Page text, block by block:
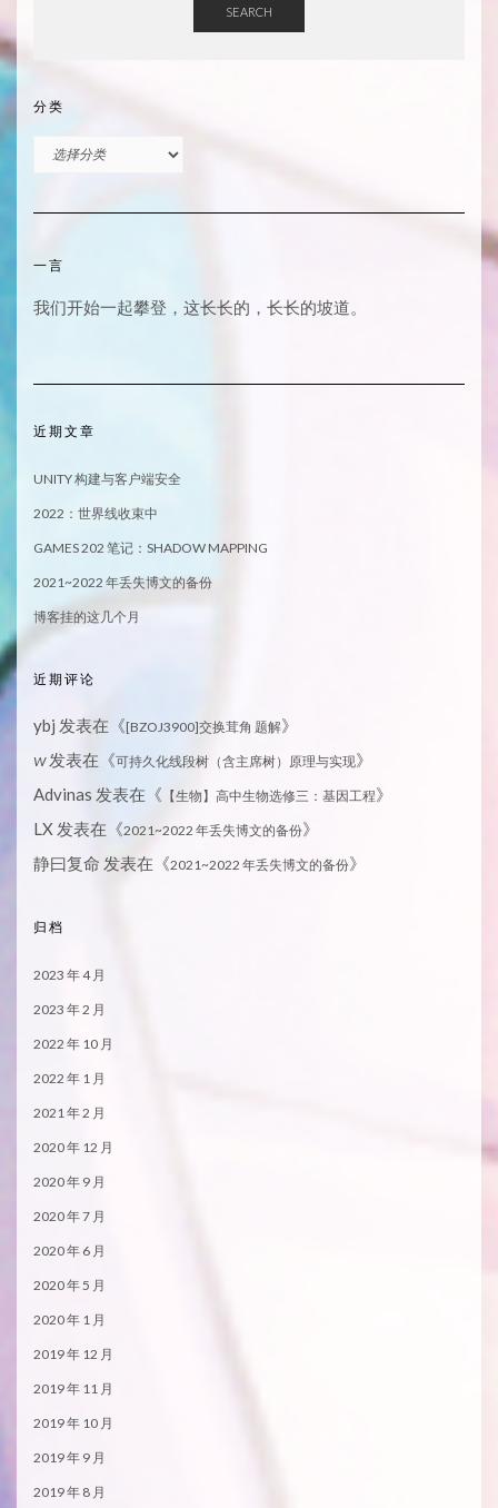
SEARCH
分类
一言
我们开始一起攀登，这长长的，长长的坡道。
近期文章
UNITY 构建与客户端安全
2022：世界线收束中
GAMES 202 笔记：SHADOW MAPPING
2021~2022 年丢失博文的备份
博客挂的这几个月
近期评论
ybj 发表在《[BZOJ3900]交换茸角 题解》
W发表在《可持久化线段树（含主席树）原理与实现》
Advinas 发表在《 【生物】高中生物选修三：基因工程》
LX 发表在《2021~2022 年丢失博文的备份》
静曰复命 发表在《2021~2022 年丢失博文的备份》
归档
2023 年 4 月
2023 年 2 月
2022 年 10 月
2022 年 1 月
2021 年 2 月
2020 年 12 月
2020 年 9 月
2020 年 7 月
2020 年 6 月
2020 年 5 月
2020 年 1 月
2019 年 12 月
2019 年 11 月
2019 年 10 月
2019 年 9 月
2019 年 8 月